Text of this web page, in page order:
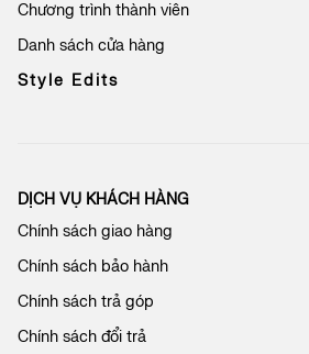
ậ
n
ả
c
a
c
h
ú
g
Chương trình thành viên
Danh sách cửa hàng
Style Edits
DỊCH VỤ KHÁCH HÀNG
Chính sách giao hàng
Chính sách bảo hành
Chính sách trả góp
Chính sách đổi trả